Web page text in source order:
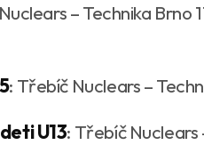
– Technika Brno
: Třebíč Nuclears –
U13: Třebíč Nuclears